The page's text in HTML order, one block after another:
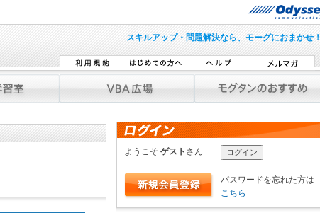
スキルアップ・問題解決なら、モーグにおまかせ！
ようこそ ゲスト さん
パスワードを忘れた方は
こちら